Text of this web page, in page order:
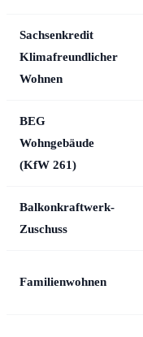
Sachsenkredit
Klimafreundlicher
Wohnen
BEG
Wohngebäude
(KfW 261)
Balkonkraftwerk-
Zuschuss
Familienwohnen